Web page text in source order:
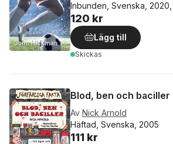
Inbunden, Svenska, 2020,
120 kr
Lägg till
Skickas
Blod, ben och baciller
Av Nick Arnold
Häftad, Svenska, 2005
111 kr